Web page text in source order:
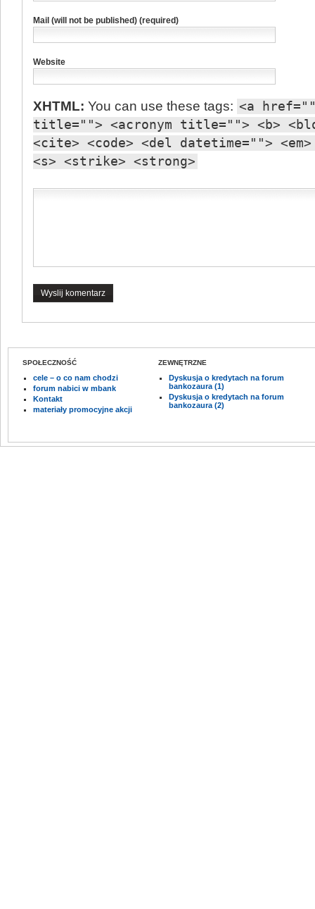
Mail (will not be published) (required)
Website
XHTML: You can use these tags: <a
title=""> <acronym title=""> <b>
<cite> <code> <del datetime="">
<s> <strike> <strong>
SPOŁECZNOŚĆ
cele – o co nam chodzi
forum nabici w mbank
Kontakt
materiały promocyjne akcji
ZEWNĘTRZNE
Dyskusja o kredytach na forum
bankozaura (1)
Dyskusja o kredytach na forum
bankozaura (2)